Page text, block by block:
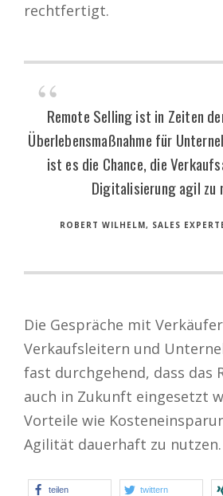
rechtfertigt.
Remote Selling ist in Zeiten
Überlebensmaßnahme für
ist es die Chance, die
Digitalisierung agil zu
ROBERT WILHELM, SALES
Die Gespräche mit
Verkaufsleitern und
fast durchgehend, dass das
auch in Zukunft eingesetzt
Vorteile wie
Agilität dauerhaft zu nutzen.
teilen twittern